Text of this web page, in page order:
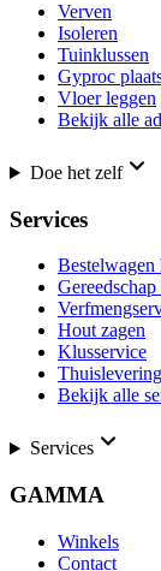
Verven
Isoleren
Tuinklussen
Gyproc
Vloer leggen
Bekijk alle
Doe het zelf
Services
Bestelwagen
Hout zagen
Klusservice
Thuislevering
Bekijk alle
Services
GAMMA
Winkels
Contact